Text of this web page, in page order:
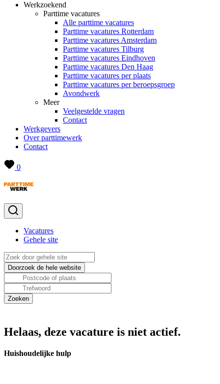
Werkzoekend
Parttime vacatures
Alle parttime vacatures
Parttime vacatures Rotterdam
Parttime vacatures Amsterdam
Parttime vacatures Tilburg
Parttime vacatures Eindhoven
Parttime vacatures Den Haag
Parttime vacatures per plaats
Parttime vacatures per beroepsgroep
Avondwerk
Meer
Veelgestelde vragen
Contact
Werkgevers
Over parttimewerk
Contact
0
Vacatures
Gehele site
Helaas, deze vacature is niet actief.
Huishoudelijke hulp